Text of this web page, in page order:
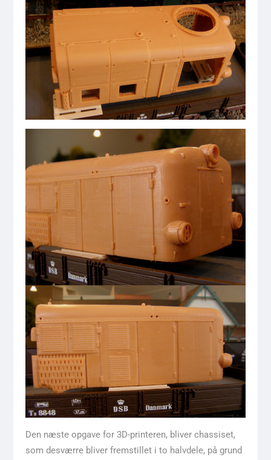
Den næste opgave for 3D-printeren, bliver chassiset,
som desværre bliver fremstillet i to halvdele, på grund